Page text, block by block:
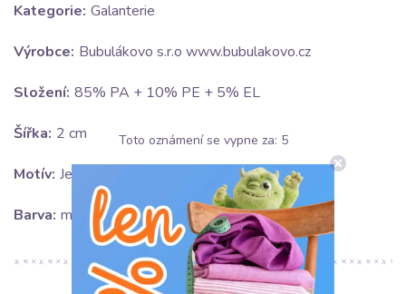
Kategorie: Galanterie
Výrobce: Bubulákovo s.r.o www.bubulakovo.cz
Složení: 85% PA + 10% PE + 5% EL
Šířka: 2 cm
Motív: Jednobarevné
Barva: modrá
Toto oznámení se vypne za: 5